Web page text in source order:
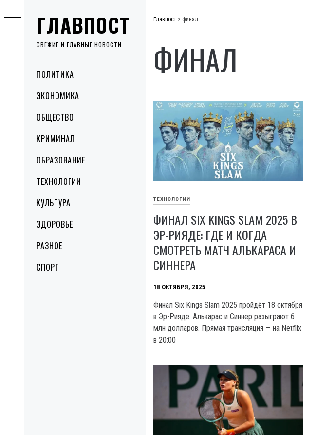
ГЛАВПОСТ
СВЕЖИЕ И ГЛАВНЫЕ НОВОСТИ
MenuПОЛИТИКА
ЭКОНОМИКА
ОБЩЕСТВО
КРИМИНАЛ
ОБРАЗОВАНИЕ
ТЕХНОЛОГИИ
КУЛЬТУРА
ЗДОРОВЬЕ
РАЗНОЕ
СПОРТ
to
content
Главпост > финал
ФИНАЛ
ТЕХНОЛОГИИ
ФИНАЛ SIX KINGS SLAM 2025 В
ЭР-РИЯДЕ: ГДЕ И КОГДА
СМОТРЕТЬ МАТЧ АЛЬКАРАСА И
СИННЕРА
18 ОКТЯБРЯ, 2025
Финал Six Kings Slam 2025 пройдёт 18 октября
в Эр-Рияде. Алькарас и Синнер разыграют 6
млн долларов. Прямая трансляция — на Netflix
в 20:00